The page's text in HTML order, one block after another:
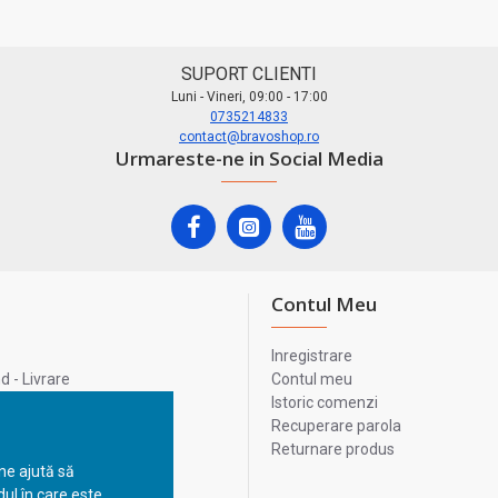
ajută să
SUPORT CLIENTI
Luni - Vineri, 09:00 - 17:00
0735214833
contact@bravoshop.ro
Urmareste-ne in Social Media
- Livrare
Contul Meu
Inregistrare
Contul meu
Istoric comenzi
Recuperare parola
Returnare produs